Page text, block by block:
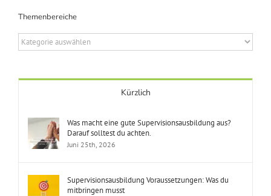
Themenbereiche
Themenbereiche
Kürzlich
Was macht eine gute Supervisionsausbildung aus?
Darauf solltest du achten.
Juni 25th, 2026
Supervisionsausbildung Voraussetzungen: Was du
mitbringen musst